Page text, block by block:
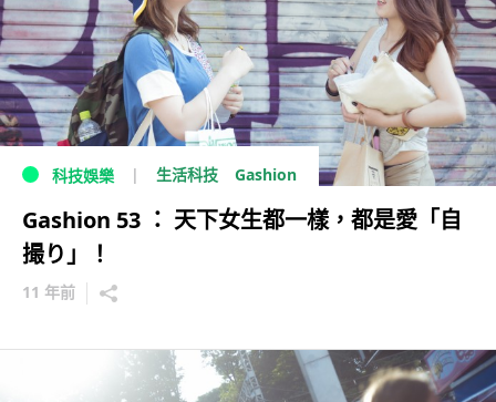
科技娛樂 生活科技 Gashion
Gashion 53 ： 天下女生都一樣，都是愛「自
撮り」！
11 年前